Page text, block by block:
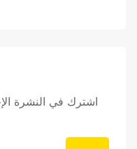
اشترك في النشرة